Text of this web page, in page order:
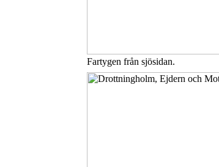
Fartygen från sjösidan.